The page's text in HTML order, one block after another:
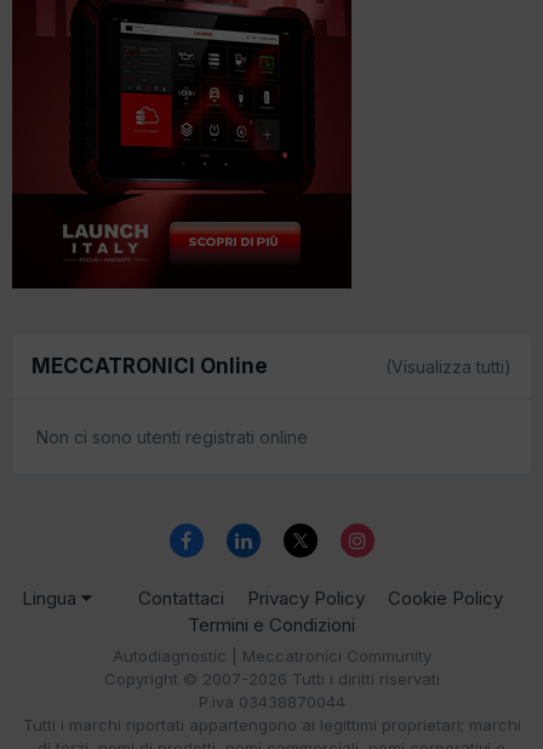
MECCATRONICI Online (Visualizza tutti)
Non ci sono utenti registrati online
Lingua Contattaci Privacy Policy
Cookie Policy
Termini e Condizioni
Autodiagnostic | Meccatronici Community
Copyright © 2007-2026 Tutti i diritti riservati
P.iva 03438870044
Tutti i marchi riportati appartengono ai legittimi proprietari; marchi